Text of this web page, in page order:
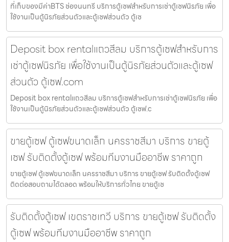
ที่เก็บของมีค่าBTS ช่องนนทรี บริการตู้เซฟสำหรับการเช่าตู้เซฟนิรภัย เพื่อ
ใช้งานเป็นตู้นิรภัยส่วนตัวและตู้เซฟส่วนตัว ตู้เซ
Deposit box rentalแถวสีลม บริการตู้เซฟสำหรับการ
เช่าตู้เซฟนิรภัย เพื่อใช้งานเป็นตู้นิรภัยส่วนตัวและตู้เซฟ
ส่วนตัว ตู้เซฟ.com
Deposit box rentalแถวสีลม บริการตู้เซฟสำหรับการเช่าตู้เซฟนิรภัย เพื่อ
ใช้งานเป็นตู้นิรภัยส่วนตัวและตู้เซฟส่วนตัว ตู้เซฟ.c
ขายตู้เซฟ ตู้เซฟขนาดเล็ก นครราชสีมา บริการ ขายตู้
เซฟ รับติดตั้งตู้เซฟ พร้อมทีมงานมืออาชีพ ราคาถูก
ขายตู้เซฟ ตู้เซฟขนาดเล็ก นครราชสีมา บริการ ขายตู้เซฟ รับติดตั้งตู้เซฟ
ติดต่อสอบถามได้ตลอด พร้อมให้บริการทั่วไทย ขายตู้เซ
รับติดตั้งตู้เซฟ เขตราชเทวี บริการ ขายตู้เซฟ รับติดตั้ง
ตู้เซฟ พร้อมทีมงานมืออาชีพ ราคาถูก